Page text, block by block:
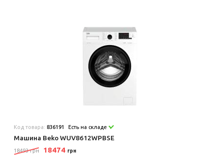
Код товара:836191 Есть на складе
Машина Beko WUV8612WPBSE
18493 грн 18474 грн